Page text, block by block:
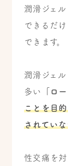
潤滑ジェル
できるだ
できます。
潤滑ジェ
多い
「ロ
ことを目
されてい
性交痛を